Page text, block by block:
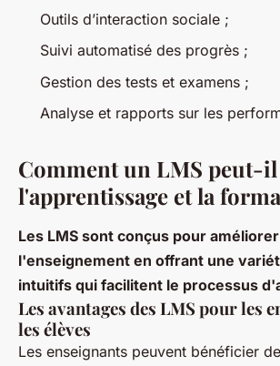
Outils d’interaction sociale ;
Suivi automatisé des progrès ;
Gestion des tests et examens ;
Analyse et rapports sur les
Comment un LMS peut-
l'apprentissage et la
Les LMS sont conçus pour
l'enseignement en offrant une
intuitifs qui facilitent le processus
Les avantages des LMS pour les
les élèves
Les enseignants peuvent bénéficier